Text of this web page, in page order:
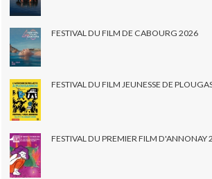
FESTIVAL DU FILM DE CABOURG 2026
FESTIVAL DU FILM JEUNESSE DE
FESTIVAL DU PREMIER FILM D'ANNONAY